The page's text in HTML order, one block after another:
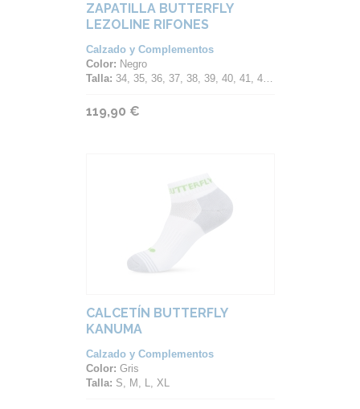
ZAPATILLA BUTTERFLY
LEZOLINE RIFONES
Calzado y Complementos
Color: Negro
Talla: 34, 35, 36, 37, 38, 39, 40, 41, 42, 43, 44, 45, 46, 47
119,90 €
CALCETÍN BUTTERFLY
KANUMA
Calzado y Complementos
Color: Gris
Talla: S, M, L, XL